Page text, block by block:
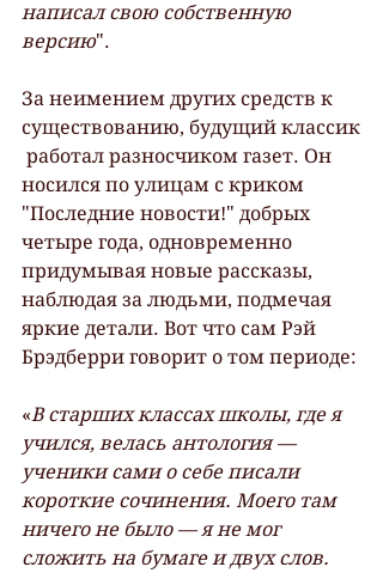
написал свою собственную
версию".
За неимением других средств к
существованию, будущий классик
работал разносчиком газет. Он
носился по улицам с криком
"Последние новости!" добрых
четыре года, одновременно
придумывая новые рассказы,
наблюдая за людьми, подмечая
яркие детали. Вот что сам Рэй
Брэдберри говорит о том периоде:
«В старших классах школы, где я
учился, велась антология —
ученики сами о себе писали
короткие сочинения. Моего там
ничего не было — я не мог
сложить на бумаге и двух слов.